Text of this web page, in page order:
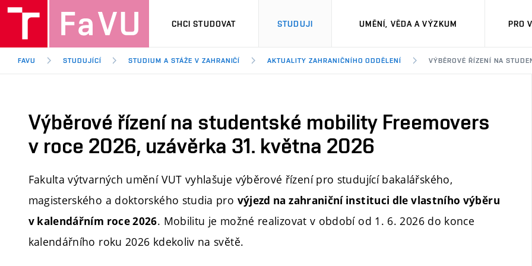
CHCI STUDOVAT STUDUJI UMĚNÍ, VĚDA A VÝZKUM PRO
FAVU STUDUJÍCÍ STUDIUM A STÁŽE V ZAHRANIČÍ AKTUALITY ZAHRANIČNÍHO ODDĚLENÍ VÝBĚROVÉ ŘÍZENÍ NA
Výběrové řízení na studentské mobility Freemovers
v roce 2026, uzávěrka 31. května 2026
Fakulta výtvarných umění VUT vyhlašuje výběrové řízení pro studující bakalářského,
magisterského a doktorského studia pro výjezd na zahraniční instituci dle vlastního výběru
v kalendářním roce 2026. Mobilitu je možné realizovat v období od 1. 6. 2026 do konce
kalendářního roku 2026 kdekoliv na světě.